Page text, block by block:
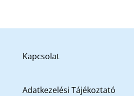
Kapcsolat
Adatkezelési Tájékoztató